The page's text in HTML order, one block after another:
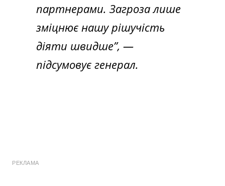
партнерами. Загроза лише
зміцнює нашу рішучість
діяти швидше”, —
підсумовує генерал.
РЕКЛАМА